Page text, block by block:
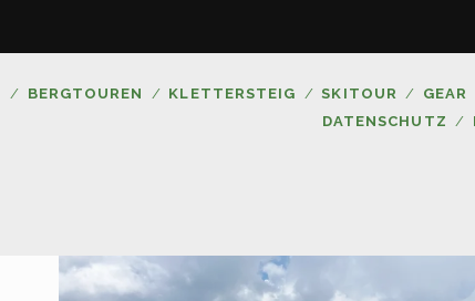
BERGTOUREN KLETTERSTEIG SKITOUR GEAR
DATENSCHUTZ